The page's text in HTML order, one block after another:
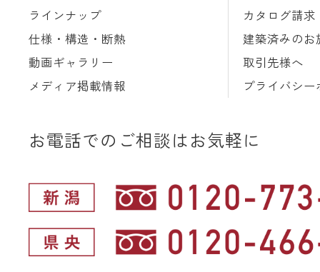
ラインナップ
仕様・構造・断熱
動画ギャラリー
メディア掲載情報
カタログ請求
建築済みのお
取引先様へ
プライバシー
お電話でのご相談はお気軽に